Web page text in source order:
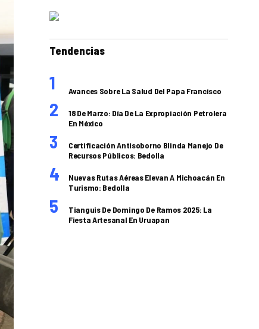
Tendencias
Avances Sobre La Salud Del Papa Francisco
18 De Marzo: Día De La Expropiación Petrolera
En México
Certificación Antisoborno Blinda Manejo De
Recursos Públicos: Bedolla
Nuevas Rutas Aéreas Elevan A Michoacán En
Turismo: Bedolla
Tianguis De Domingo De Ramos 2025: La
Fiesta Artesanal En Uruapan